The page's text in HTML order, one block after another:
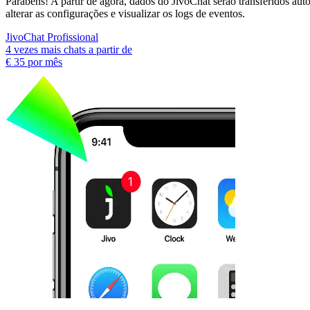
alterar as configurações e visualizar os logs de eventos.
JivoChat Profissional
4 vezes mais chats a partir de
€ 35 por mês